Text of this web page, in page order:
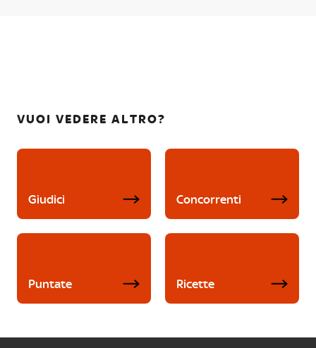
VUOI VEDERE ALTRO?
Giudici Concorrenti
Puntate Ricette